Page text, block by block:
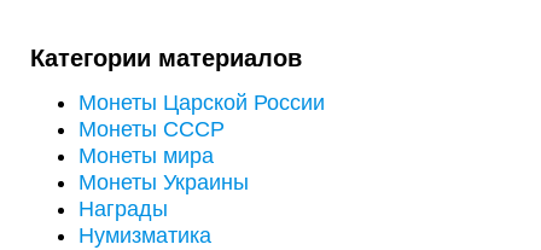
Категории материалов
Монеты Царской России
Монеты СССР
Монеты мира
Монеты Украины
Награды
Нумизматика